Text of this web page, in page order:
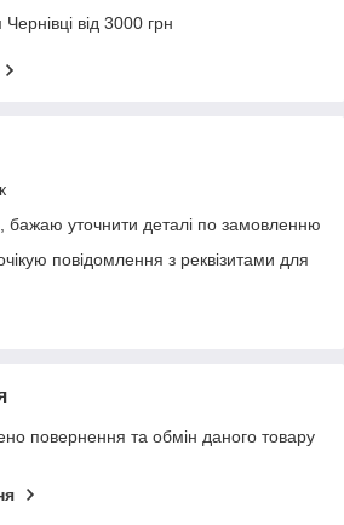
від 3000 грн
бажаю уточнити деталі по замовленню
повідомлення з реквізитами для
повернення та обмін даного товару